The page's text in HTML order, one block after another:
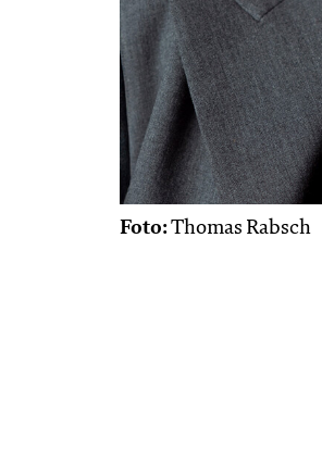
Foto:Thomas Rabsch